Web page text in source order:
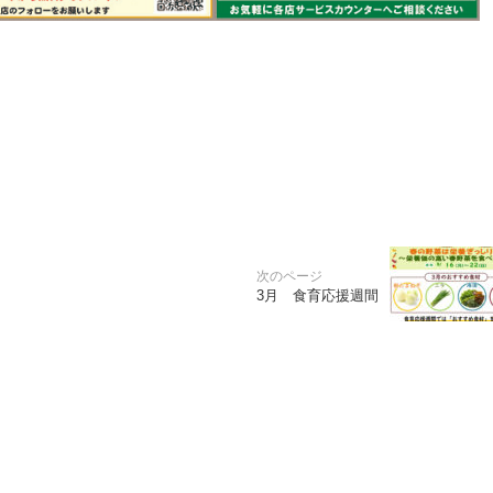
3月 食育応援週間